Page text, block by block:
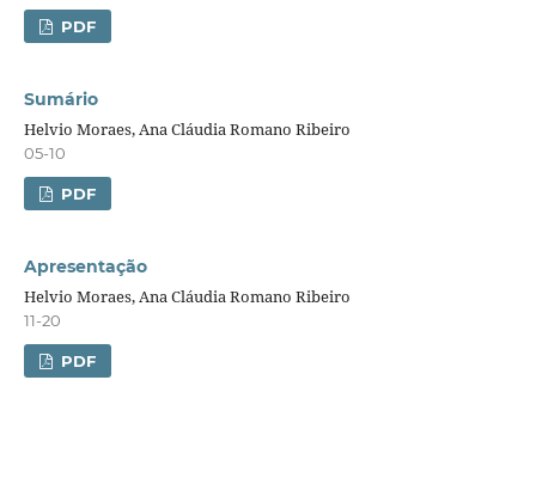
PDF
Sumário
Helvio Moraes, Ana Cláudia Romano Ribeiro
05-10
PDF
Apresentação
Helvio Moraes, Ana Cláudia Romano Ribeiro
11-20
PDF